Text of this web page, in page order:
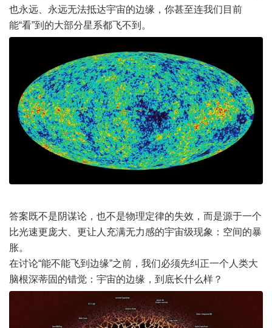
也永远、永远无法抵达宇宙的边缘，你甚至连我们目前
能“看”到的大部分星系都飞不到。
答案既不是阴谋论，也不是物理定律的失效，而是源于一个
比光速更庞大、更让人充满无力感的宇宙级现象：空间的暴
胀。
在讨论“能不能飞到边缘”之前，我们必须先纠正一个人类大
脑根深蒂固的错觉：宇宙的边缘，到底长什么样？